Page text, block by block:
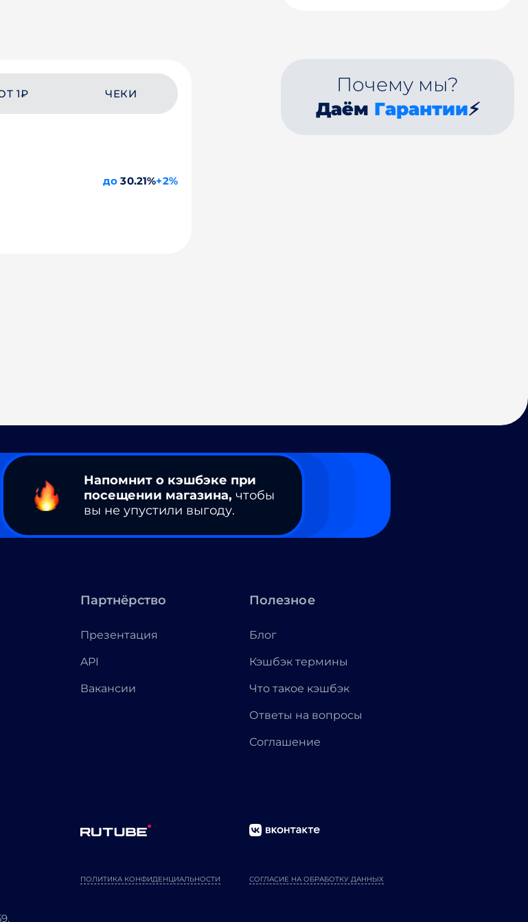
1₽ ЧЕКИ
до 30.21%+2%
Почему мы?
Даём Гарантии⚡
Напомнит о кэшбэке при
посещении магазина, чтобы
вы не упустили выгоду.
Партнёрство
Презентация
API
Вакансии
Полезное
Блог
Кэшбэк термины
Что такое кэшбэк
Ответы на вопросы
Соглашение
ПОЛИТИКА КОНФИДЕНЦИАЛЬНОСТИ СОГЛАСИЕ НА ОБРАБОТКУ ДАННЫХ